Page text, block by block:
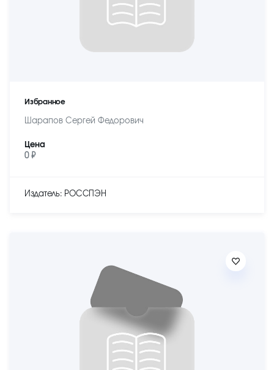
Избранное
Шарапов Сергей Федорович
Цена
0 ₽
Издатель: РОССПЭН